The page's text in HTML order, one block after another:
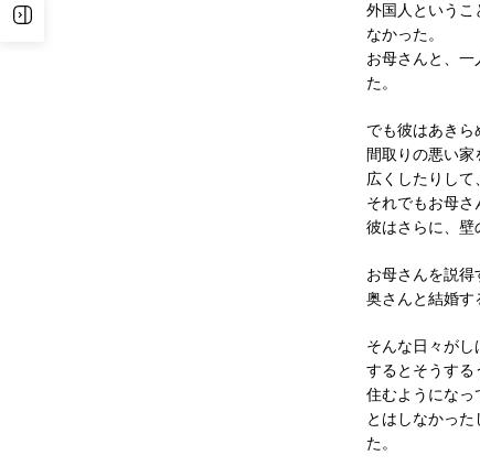
外国人というこ
なかった。
お母さんと、
た。
でも彼はあきら
間取りの悪い
広くしたりして
それでもお母さ
彼はさらに、壁
お母さんを説得
奥さんと結婚
そんな日々が
するとそうする
住むようになっ
とはしなかっ
た。
サイドバーを表示